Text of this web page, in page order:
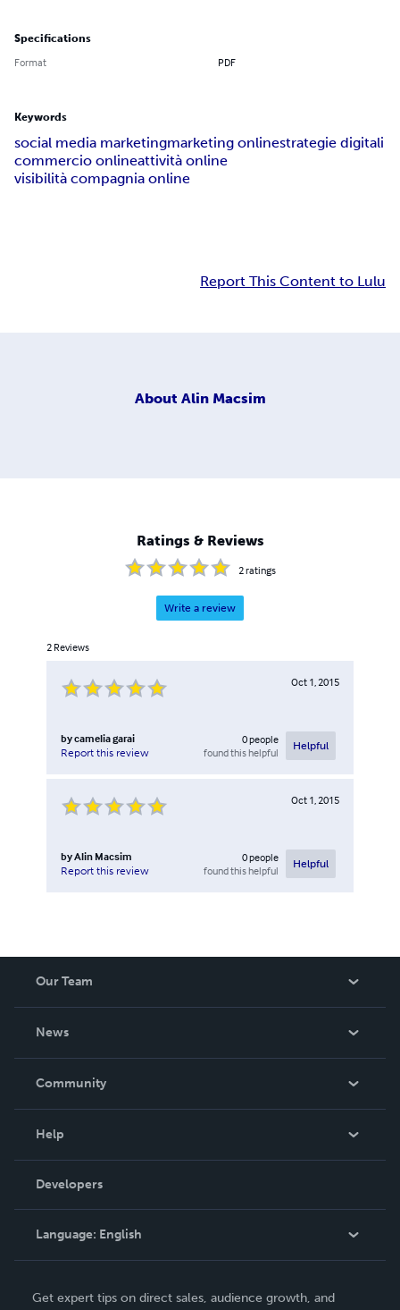
Specifications
Format PDF
Keywords
social media marketingmarketing onlinestrategie digitali
commercio onlineattività online
visibilità compagnia online
Report This Content to Lulu
About Alin Macsim
Ratings & Reviews
2ratings
Write a review
2 Reviews
Oct 1, 2015
bycamelia garai
Report this review
0people
found this helpful
Helpful
Oct 1, 2015
byAlin Macsim
Report this review
0people
found this helpful
Helpful
Our Team
News
In The News
Community
Podcast
Help
Order Lookup
Knowledge Base
Contact Support
Developers
Language: English
Get expert tips on direct sales, audience growth, and